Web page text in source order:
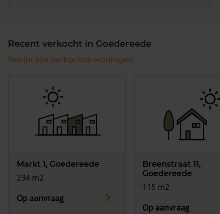
Recent verkocht in Goedereede
Bekijk alle verkochte woningen
Markt 1, Goedereede
234 m2
Op aanvraag
Breenstraat 11,
Goedereede
115 m2
Op aanvraag